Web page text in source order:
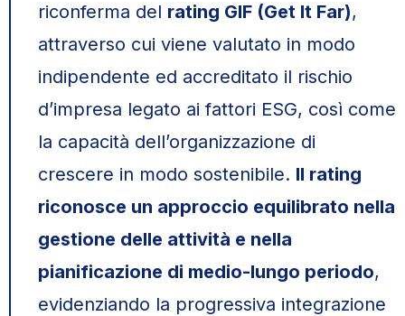
riconferma del rating GIF (Get It Far),
attraverso cui viene valutato in modo
indipendente ed accreditato il rischio
d’impresa legato ai fattori ESG, così come
la capacità dell’organizzazione di
crescere in modo sostenibile. Il rating
riconosce un approccio equilibrato nella
gestione delle attività e nella
pianificazione di medio-lungo periodo,
evidenziando la progressiva integrazione